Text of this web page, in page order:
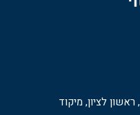
| רח' הנצי"ב מוולוז'ין 4, ראשון לציון, מיקוד